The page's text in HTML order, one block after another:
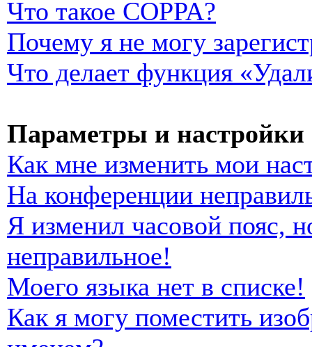
Что такое COPPA?
Почему я не могу
Что делает функция
Параметры и настройки
Как мне изменить мои
На конференции
Я изменил часовой пояс,
неправильное!
Моего языка нет в списке!
Как я могу поместить